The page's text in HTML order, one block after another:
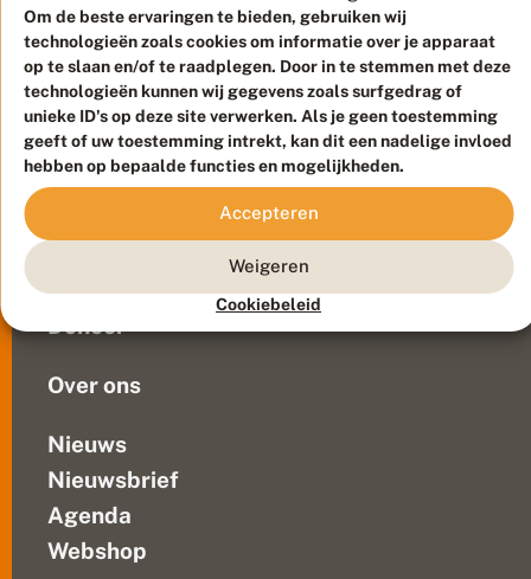
Om de beste ervaringen te bieden, gebruiken wij
technologieën zoals cookies om informatie over je apparaat
op te slaan en/of te raadplegen. Door in te stemmen met deze
technologieën kunnen wij gegevens zoals surfgedrag of
unieke ID's op deze site verwerken. Als je geen toestemming
geeft of uw toestemming intrekt, kan dit een nadelige invloed
hebben op bepaalde functies en mogelijkheden.
Accepteren
Weigeren
Cookiebeleid
T
i
m
m
e
r
m
a
s
over
het
nieuwe
Gemeenschappelijke
Landbouwbeleid
van
de
Europese
landbouwministers
en
het
Parlement.
Veelgestelde vragen
Waarnemingen
Doneer
Over ons
Nieuws
Nieuwsbrief
Agenda
Webshop
Meld waarnemingen
© 2026 Vlinderstichting
Duurzaam ontwikkeld doorGo2People, ontworpen door
Blue Field Agency
Privacy
Disclaimer
Sitemap